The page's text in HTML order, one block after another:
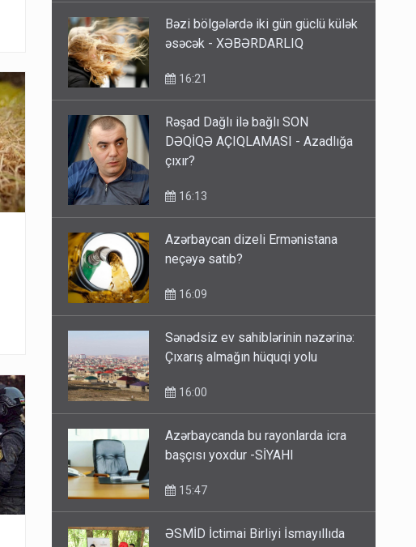
Bəzi bölgələrdə iki gün güclü külək
əsəcək - XƏBƏRDARLIQ
16:21
Rəşad Dağlı ilə bağlı SON
DƏQİQƏ AÇIQLAMASI - Azadlığa
çıxır?
16:13
Azərbaycan dizeli Ermənistana
neçəyə satıb?
16:09
Sənədsiz ev sahiblərinin nəzərinə:
Çıxarış almağın hüquqi yolu
16:00
Azərbaycanda bu rayonlarda icra
başçısı yoxdur -SİYAHI
15:47
ƏSMİD İctimai Birliyi İsmayıllıda